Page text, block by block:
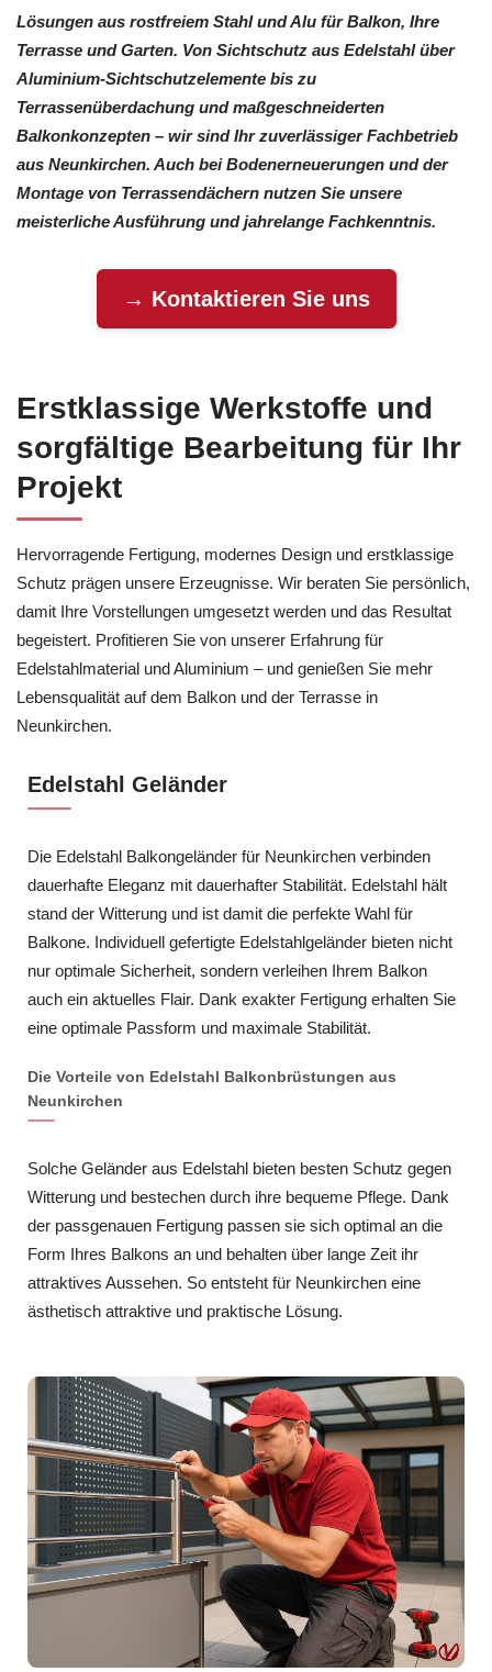
Lösungen aus rostfreiem Stahl und Alu für Balkon, Ihre
Terrasse und Garten. Von Sichtschutz aus Edelstahl über
Aluminium-Sichtschutzelemente bis zu
Terrassenüberdachung und maßgeschneiderten
Balkonkonzepten – wir sind Ihr zuverlässiger Fachbetrieb
aus Neunkirchen. Auch bei Bodenerneuerungen und der
Montage von Terrassendächern nutzen Sie unsere
meisterliche Ausführung und jahrelange Fachkenntnis.
→ Kontaktieren Sie uns
Erstklassige Werkstoffe und
sorgfältige Bearbeitung für Ihr
Projekt
Hervorragende Fertigung, modernes Design und erstklassige
Schutz prägen unsere Erzeugnisse. Wir beraten Sie persönlich,
damit Ihre Vorstellungen umgesetzt werden und das Resultat
begeistert. Profitieren Sie von unserer Erfahrung für
Edelstahlmaterial und Aluminium – und genießen Sie mehr
Lebensqualität auf dem Balkon und der Terrasse in
Neunkirchen.
Edelstahl Geländer
Die Edelstahl Balkongeländer für Neunkirchen verbinden
dauerhafte Eleganz mit dauerhafter Stabilität. Edelstahl hält
stand der Witterung und ist damit die perfekte Wahl für
Balkone. Individuell gefertigte Edelstahlgeländer bieten nicht
nur optimale Sicherheit, sondern verleihen Ihrem Balkon
auch ein aktuelles Flair. Dank exakter Fertigung erhalten Sie
eine optimale Passform und maximale Stabilität.
Die Vorteile von Edelstahl Balkonbrüstungen aus
Neunkirchen
Solche Geländer aus Edelstahl bieten besten Schutz gegen
Witterung und bestechen durch ihre bequeme Pflege. Dank
der passgenauen Fertigung passen sie sich optimal an die
Form Ihres Balkons an und behalten über lange Zeit ihr
attraktives Aussehen. So entsteht für Neunkirchen eine
ästhetisch attraktive und praktische Lösung.